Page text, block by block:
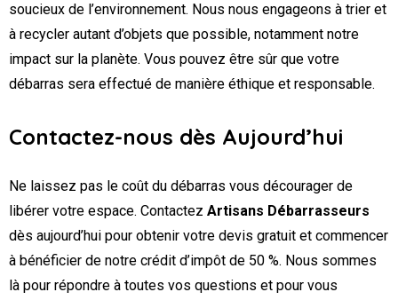
soucieux de l’environnement. Nous nous engageons à trier et
à recycler autant d’objets que possible, notamment notre
impact sur la planète. Vous pouvez être sûr que votre
débarras sera effectué de manière éthique et responsable.
Contactez-nous dès Aujourd’hui
Ne laissez pas le coût du débarras vous décourager de
libérer votre espace. Contactez Artisans Débarrasseurs
dès aujourd’hui pour obtenir votre devis gratuit et commencer
à bénéficier de notre crédit d’impôt de 50 %. Nous sommes
là pour répondre à toutes vos questions et pour vous